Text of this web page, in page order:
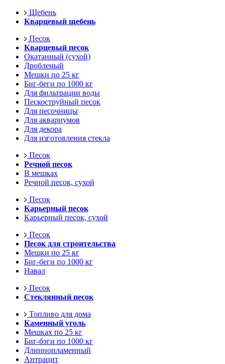
Щебень
Кварцевый щебень
Песок
Кварцевый песок
Окатанный (сухой)
Дробленый
Мешки по 25 кг
Биг-беги по 1000 кг
Для фильтрации воды
Пескоструйный песок
Для песочницы
Для аквариумов
Для декора
Для изготовления стекла
Песок
Речной песок
В мешках
Речной песок, сухой
Песок
Карьерный песок
Карьерный песок, сухой
Песок
Песок для строительства
Мешки по 25 кг
Биг-беги по 1000 кг
Навал
Песок
Стеклянный песок
Топливо для дома
Каменный уголь
Мешках по 25 кг
Биг-бэги по 1000 кг
Длиннопламенный
Антрацит